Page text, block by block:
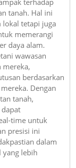
tanah. Hal ini
tetapi juga
memerangi
daya alam.
wawasan
mereka,
berdasarkan
Dengan
tanah,
time untuk
presisi ini
dalam
yang lebih